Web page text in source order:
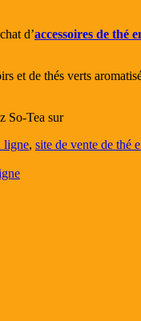
d’accessoires de thé
et de thés verts
So-Tea sur
ligne, site de vente de thé